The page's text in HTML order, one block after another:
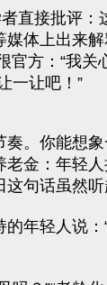
直接批评
体上出来
方：“我
一让吧！”
。你能想
金：年轻
句话虽然
年轻人说